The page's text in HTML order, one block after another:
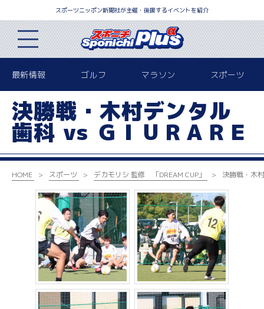
スポーツニッポン新聞社が主催・後援するイベントを紹介
最新情報 ゴルフ マラソン スポーツ
決勝戦・木村デンタル
歯科 vs ＧＩＵＲＡＲＥ
HOME スポーツ デカモリシ 監修 「DREAM CUP」 決勝戦・木